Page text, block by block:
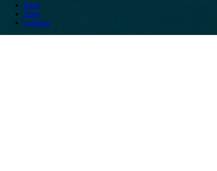
Inicio
Apps
Contacto